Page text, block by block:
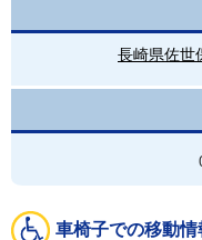
長崎県佐世
車椅子での移動情